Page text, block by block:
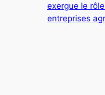
exergue le
entreprises